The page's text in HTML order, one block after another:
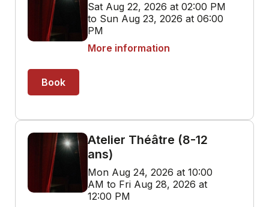
Sat Aug 22, 2026 at 02:00 PM
to Sun Aug 23, 2026 at 06:00
PM
More information
Book
Atelier Théâtre (8-12
ans)
Mon Aug 24, 2026 at 10:00
AM to Fri Aug 28, 2026 at
12:00 PM